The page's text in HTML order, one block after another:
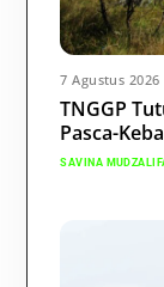
7 Agustus 2026
TNGGP
Pasca-
SAVINA